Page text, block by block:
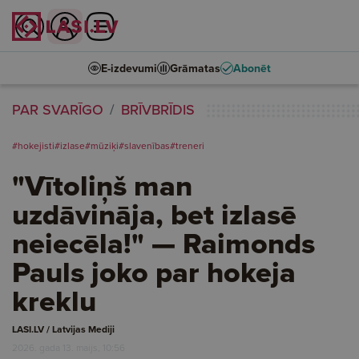
E-izdevumi Grāmatas Abonēt
PAR SVARĪGO BRĪVBRĪDIS
#hokejisti#izlase#mūziķi#slavenības#treneri
"Vītoliņš man
uzdāvināja, bet izlasē
neiecēla!" — Raimonds
Pauls joko par hokeja
kreklu
LASI.LV / Latvijas Mediji
2026. gada 13. maijs, 10:56